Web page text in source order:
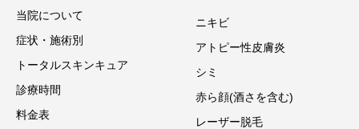
当院について
症状・施術別
トータルスキンキュア
診療時間
料金表
ニキビ
アトピー性皮膚炎
シミ
赤ら顔(酒さを含む)
レーザー脱毛